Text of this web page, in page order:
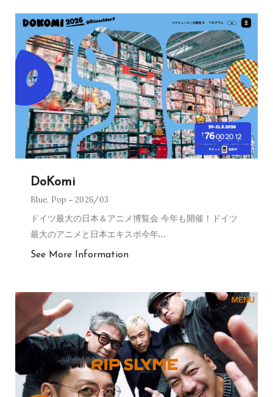
DoKomi
Blue, Pop 2026/03
ドイツ最大の日本＆アニメ博覧会 今年も開催！ドイツ
最大のアニメと日本エキスポ今年…
See More Information